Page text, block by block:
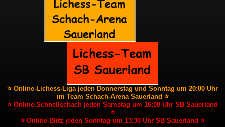
⭐ Online-Lichess-Liga jeden Donnerstag und Sonntag um 20:00 Uhr
im Team Schach-Arena Sauerland ⭐
⭐ Online-Schnellschach jeden Samstag um 16:00 Uhr SB Sauerland
⭐
⭐ Online-Blitz jeden Sonntag um 13:30 Uhr SB Sauerland ⭐